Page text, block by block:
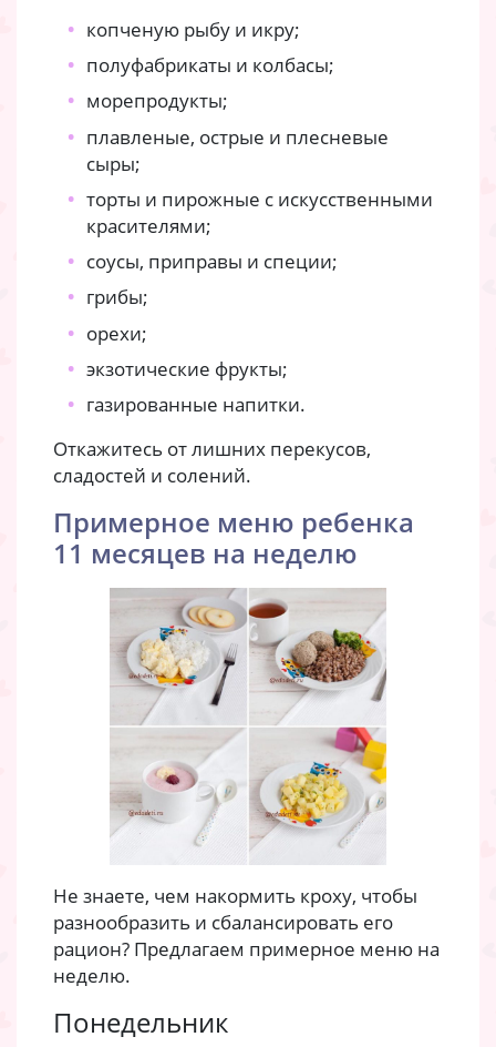
копченую рыбу и икру;
полуфабрикаты и колбасы;
морепродукты;
плавленые, острые и плесневые
сыры;
торты и пирожные с искусственными
красителями;
соусы, приправы и специи;
грибы;
орехи;
экзотические фрукты;
газированные напитки.
Откажитесь от лишних перекусов,
сладостей и солений.
Примерное меню ребенка
11 месяцев на неделю
Не знаете, чем накормить кроху, чтобы
разнообразить и сбалансировать его
рацион? Предлагаем примерное меню на
неделю.
Понедельник